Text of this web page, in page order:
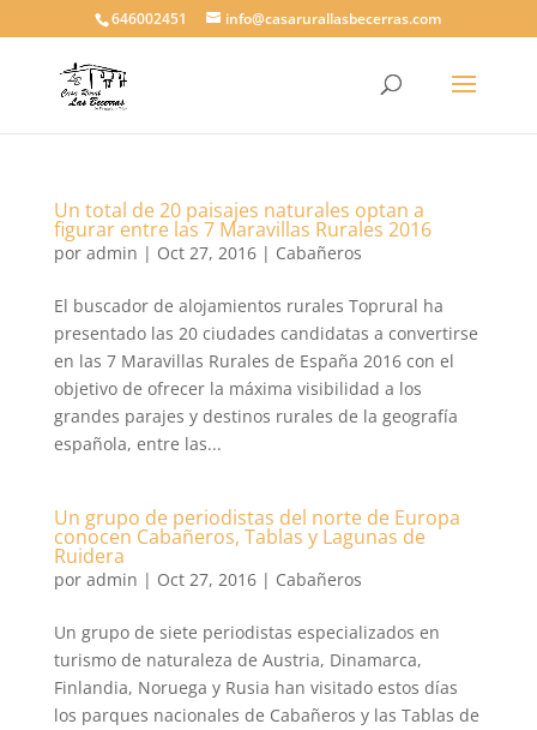
646002451 info@casarurallasbecerras.com
Un total de 20 paisajes naturales optan a
figurar entre las 7 Maravillas Rurales 2016
por admin | Oct 27, 2016| Cabañeros
El buscador de alojamientos rurales Toprural ha
presentado las 20 ciudades candidatas a convertirse
en las 7 Maravillas Rurales de España 2016 con el
objetivo de ofrecer la máxima visibilidad a los
grandes parajes y destinos rurales de la geografía
española, entre las...
Un grupo de periodistas del norte de Europa
conocen Cabañeros, Tablas y Lagunas de
Ruidera
por admin | Oct 27, 2016| Cabañeros
Un grupo de siete periodistas especializados en
turismo de naturaleza de Austria, Dinamarca,
Finlandia, Noruega y Rusia han visitado estos días
los parques nacionales de Cabañeros y las Tablas de